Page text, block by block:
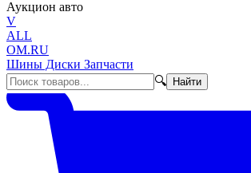
Аукцион авто
V
ALL
OM.RU
Шины Диски Запчасти
🔍
Найти